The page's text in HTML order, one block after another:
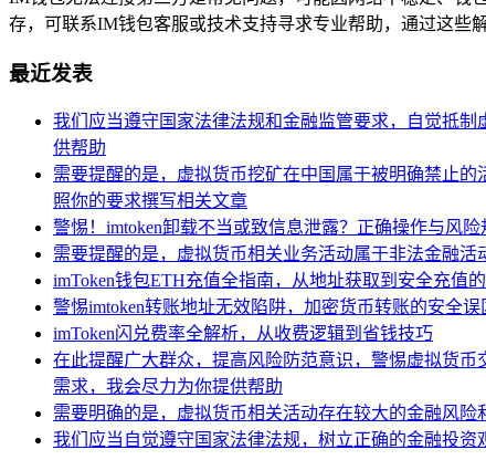
存，可联系IM钱包客服或技术支持寻求专业帮助，通过这些
最近发表
我们应当遵守国家法律法规和金融监管要求，自觉抵
供帮助
需要提醒的是，虚拟货币挖矿在中国属于被明确禁止
照你的要求撰写相关文章
警惕！imtoken卸载不当或致信息泄露？正确操作与风险
需要提醒的是，虚拟货币相关业务活动属于非法金融
imToken钱包ETH充值全指南，从地址获取到安全充值
警惕imtoken转账地址无效陷阱，加密货币转账的安全误
imToken闪兑费率全解析，从收费逻辑到省钱技巧
在此提醒广大群众，提高风险防范意识，警惕虚拟货
需求，我会尽力为你提供帮助
需要明确的是，虚拟货币相关活动存在较大的金融风
我们应当自觉遵守国家法律法规，树立正确的金融投